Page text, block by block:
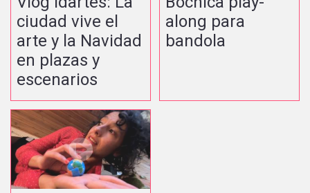
ciudad vive el
arte y la Navidad
en plazas y
escenarios
along para
bandola